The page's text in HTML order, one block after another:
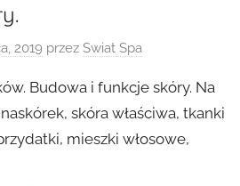
2019 przez Swiat Spa
Budowa i funkcje skóry. Na
skóra właściwa, tkanki
mieszki włosowe,